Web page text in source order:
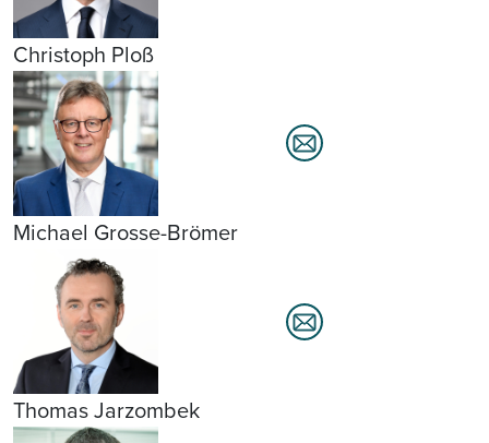
Christoph Ploß
Michael Grosse-Brömer
Thomas Jarzombek